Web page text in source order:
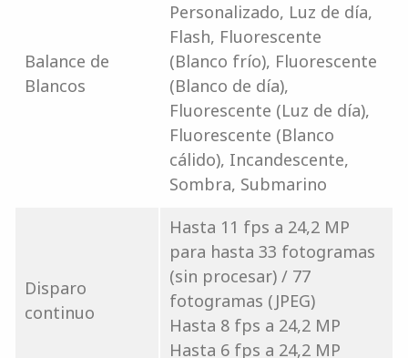
Balance de
Blancos
Personalizado, Luz de día,
Flash, Fluorescente
(Blanco frío), Fluorescente
(Blanco de día),
Fluorescente (Luz de día),
Fluorescente (Blanco
cálido), Incandescente,
Sombra, Submarino
Disparo
continuo
Hasta 11 fps a 24,2 MP
para hasta 33 fotogramas
(sin procesar) / 77
fotogramas (JPEG)
Hasta 8 fps a 24,2 MP
Hasta 6 fps a 24,2 MP